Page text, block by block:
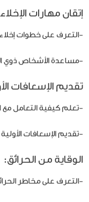
إتقان مهارات
-التعرف على خطوات إخلاء
-مساعدة الأشخاص ذوي
تقديم الإسعافات
-تعلم كيفية التعامل مع
-تقديم الإسعافات
الوقاية من الحرائق:
-التعرف على مخاطر